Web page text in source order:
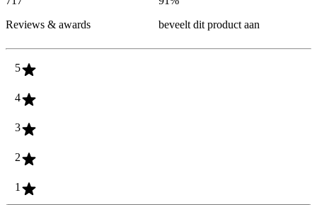
Reviews & awards
beveelt dit product aan
5
4
3
2
1